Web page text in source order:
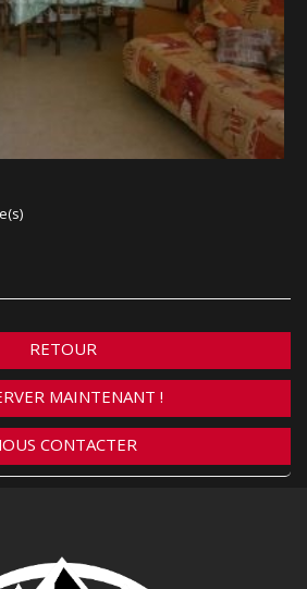
RETOUR
MAINTENANT !
CONTACTER